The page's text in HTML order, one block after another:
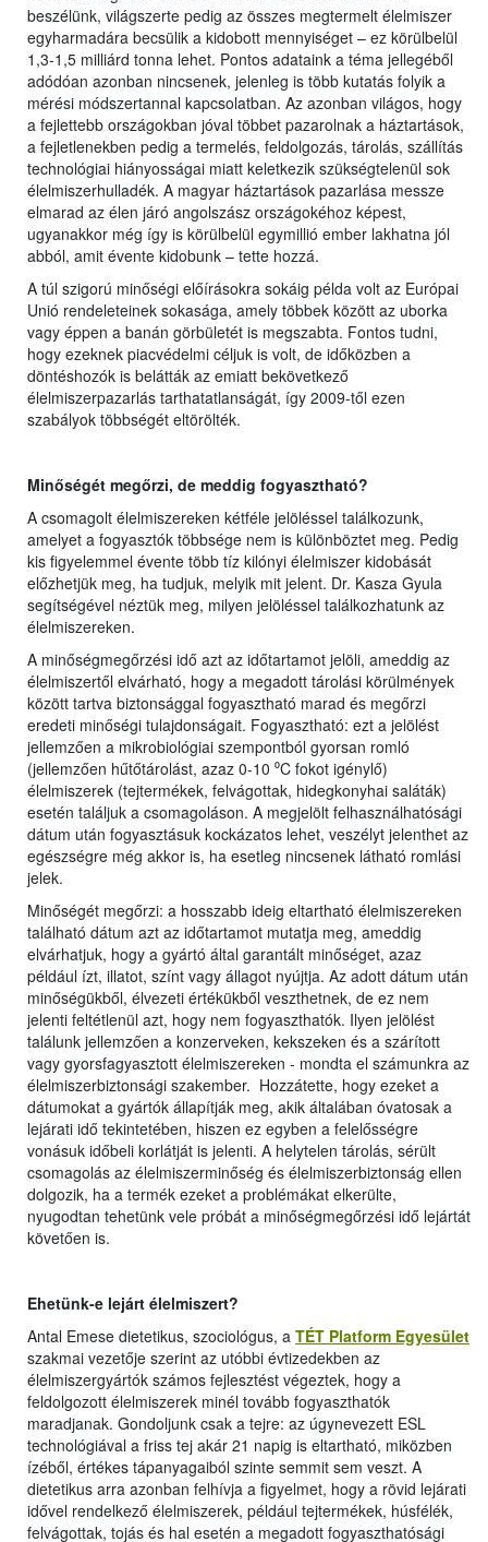
beszélünk, világszerte pedig az összes megtermelt élelmiszer
egyharmadára becsülik a kidobott mennyiséget – ez körülbelül
1,3-1,5 milliárd tonna lehet. Pontos adataink a téma jellegéből
adódóan azonban nincsenek, jelenleg is több kutatás folyik a
mérési módszertannal kapcsolatban. Az azonban világos, hogy
a fejlettebb országokban jóval többet pazarolnak a háztartások,
a fejletlenekben pedig a termelés, feldolgozás, tárolás, szállítás
technológiai hiányosságai miatt keletkezik szükségtelenül sok
élelmiszerhulladék. A magyar háztartások pazarlása messze
elmarad az élen járó angolszász országokéhoz képest,
ugyanakkor még így is körülbelül egymillió ember lakhatna jól
abból, amit évente kidobunk – tette hozzá.
A túl szigorú minőségi előírásokra sokáig példa volt az Európai
Unió rendeleteinek sokasága, amely többek között az uborka
vagy éppen a banán görbületét is megszabta. Fontos tudni,
hogy ezeknek piacvédelmi céljuk is volt, de időközben a
döntéshozók is belátták az emiatt bekövetkező
élelmiszerpazarlás tarthatatlanságát, így 2009-től ezen
szabályok többségét eltörölték.
Minőségét megőrzi, de meddig fogyasztható?
A csomagolt élelmiszereken kétféle jelöléssel találkozunk,
amelyet a fogyasztók többsége nem is különböztet meg. Pedig
kis figyelemmel évente több tíz kilónyi élelmiszer kidobását
előzhetjük meg, ha tudjuk, melyik mit jelent. Dr. Kasza Gyula
segítségével néztük meg, milyen jelöléssel találkozhatunk az
élelmiszereken.
A minőségmegőrzési idő azt az időtartamot jelöli, ameddig az
élelmiszertől elvárható, hogy a megadott tárolási körülmények
között tartva biztonsággal fogyasztható marad és megőrzi
eredeti minőségi tulajdonságait. Fogyasztható: ezt a jelölést
jellemzően a mikrobiológiai szempontból gyorsan romló
(jellemzően hűtőtárolást, azaz 0-10 ⁰C fokot igénylő)
élelmiszerek (tejtermékek, felvágottak, hidegkonyhai saláták)
esetén találjuk a csomagoláson. A megjelölt felhasználhatósági
dátum után fogyasztásuk kockázatos lehet, veszélyt jelenthet az
egészségre még akkor is, ha esetleg nincsenek látható romlási
jelek.
Minőségét megőrzi: a hosszabb ideig eltartható élelmiszereken
található dátum azt az időtartamot mutatja meg, ameddig
elvárhatjuk, hogy a gyártó által garantált minőséget, azaz
például ízt, illatot, színt vagy állagot nyújtja. Az adott dátum után
minőségükből, élvezeti értékükből veszthetnek, de ez nem
jelenti feltétlenül azt, hogy nem fogyaszthatók. Ilyen jelölést
találunk jellemzően a konzerveken, kekszeken és a szárított
vagy gyorsfagyasztott élelmiszereken - mondta el számunkra az
élelmiszerbiztonsági szakember. Hozzátette, hogy ezeket a
dátumokat a gyártók állapítják meg, akik általában óvatosak a
lejárati idő tekintetében, hiszen ez egyben a felelősségre
vonásuk időbeli korlátját is jelenti. A helytelen tárolás, sérült
csomagolás az élelmiszerminőség és élelmiszerbiztonság ellen
dolgozik, ha a termék ezeket a problémákat elkerülte,
nyugodtan tehetünk vele próbát a minőségmegőrzési idő lejártát
követően is.
Ehetünk-e lejárt élelmiszert?
Antal Emese dietetikus, szociológus, a TÉT Platform Egyesület
szakmai vezetője szerint az utóbbi évtizedekben az
élelmiszergyártók számos fejlesztést végeztek, hogy a
feldolgozott élelmiszerek minél tovább fogyaszthatók
maradjanak. Gondoljunk csak a tejre: az úgynevezett ESL
technológiával a friss tej akár 21 napig is eltartható, miközben
ízéből, értékes tápanyagaiból szinte semmit sem veszt. A
dietetikus arra azonban felhívja a figyelmet, hogy a rövid lejárati
idővel rendelkező élelmiszerek, például tejtermékek, húsfélék,
felvágottak, tojás és hal esetén a megadott fogyaszthatósági